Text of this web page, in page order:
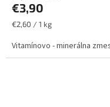
€3,90
Jednotková
€2,60 / 1 kg
Vitamínovo - minerálna